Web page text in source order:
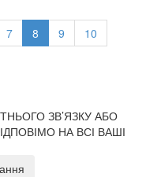
7 8 9
10
ЗВ’ЯЗКУ АБО
НА ВСІ ВАШІ